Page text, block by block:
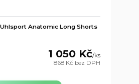
Anatomic Long Shorts
1 050 Kč/ks
868 Kč bez DPH